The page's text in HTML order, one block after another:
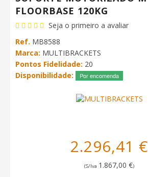
FLOORBASE 120KG
Seja o primeiro a avaliar
Ref. MB8588
Marca: MULTIBRACKETS
Pontos Fidelidade: 20
Disponibilidade:
Por encomenda
2.296,41 €
(S/Iva 1.867,00 €)